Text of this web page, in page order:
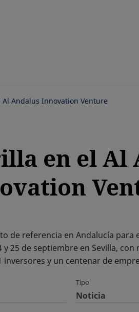
Al Andalus Innovation Venture
en el Al
de referencia en Andalucía
25 de septiembre en Sevilla, con
inversores y un centenar de
Tipo
Noticia